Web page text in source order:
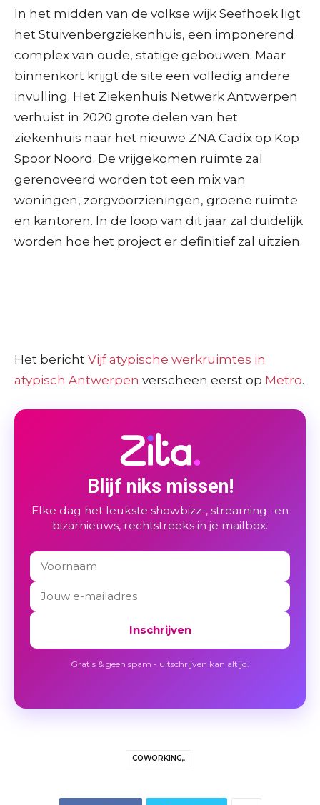
In het midden van de volkse wijk Seefhoek ligt
het Stuivenbergziekenhuis, een imponerend
complex van oude, statige gebouwen. Maar
binnenkort krijgt de site een volledig andere
invulling. Het Ziekenhuis Netwerk Antwerpen
verhuist in 2020 grote delen van het
ziekenhuis naar het nieuwe ZNA Cadix op Kop
Spoor Noord. De vrijgekomen ruimte zal
gerenoveerd worden tot een mix van
woningen, zorgvoorzieningen, groene ruimte
en kantoren. In de loop van dit jaar zal duidelijk
worden hoe het project er definitief zal uitzien.
Het bericht Vijf atypische werkruimtes in
atypisch Antwerpen verscheen eerst op Metro.
Blijf niks missen!
Elke dag het leukste showbizz-, streaming- en
bizarnieuws, rechtstreeks in je mailbox.
Inschrijven
Gratis & geen spam - uitschrijven kan altijd.
COWORKING,,